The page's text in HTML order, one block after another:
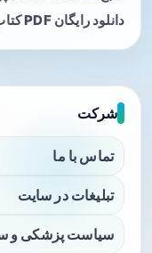
دانلود رایگان PDF کتاب‌های پزشکی.
شرکت
تماس با ما
تبلیغات در سایت
سیاست پزشکی و